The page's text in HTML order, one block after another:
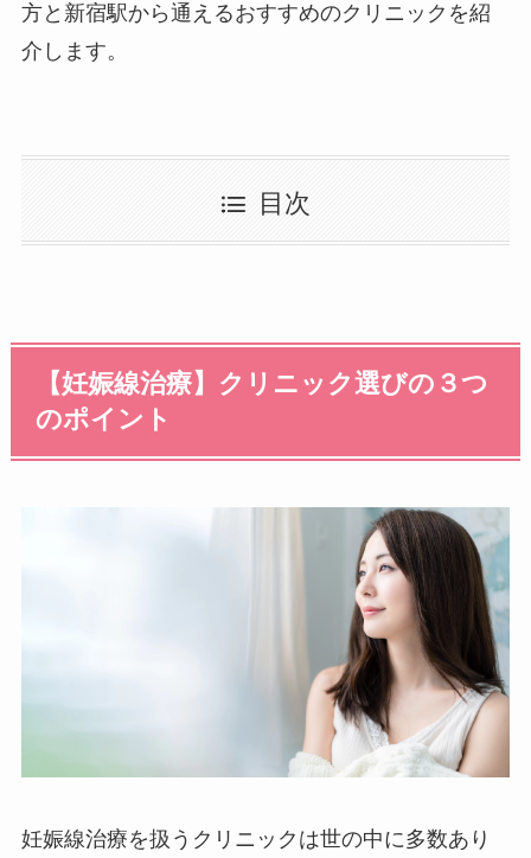
方と新宿駅から通えるおすすめのクリニックを紹
介します。
目次
【妊娠線治療】クリニック選びの３つ
のポイント
妊娠線治療を扱うクリニックは世の中に多数あり